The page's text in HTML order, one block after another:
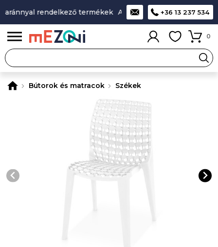
rendelkező termékek A legjobb design-minőség-
+36 13 237 534
0
Bútorok és matracok Székek